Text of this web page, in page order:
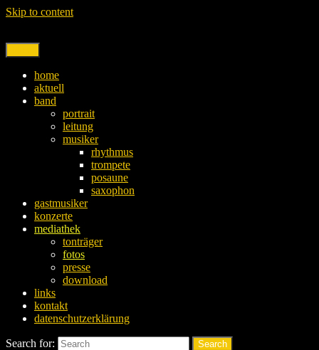
Skip to content
home
aktuell
band
portrait
leitung
musiker
rhythmus
trompete
posaune
saxophon
gastmusiker
konzerte
mediathek
tonträger
fotos
presse
download
links
kontakt
datenschutzerklärung
Search for:
Search